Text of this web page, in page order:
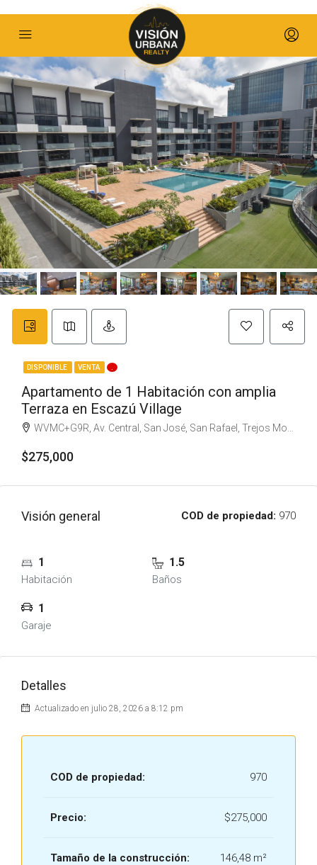
DISPONIBLE VENTA
Apartamento de 1 Habitación con amplia
Terraza en Escazú Village
WVMC+G9R, Av. Central, San José, San Rafael, Trejos Montealegre, Costa Rica
$275,000
Visión general COD de propiedad: 970
1
Habitación
1.5
Baños
1
Garaje
Detalles
Actualizado en julio 28, 2026 a 8:12 pm
COD de propiedad: 970
Precio: $275,000
Tamaño de la construcción: 146,48 m²